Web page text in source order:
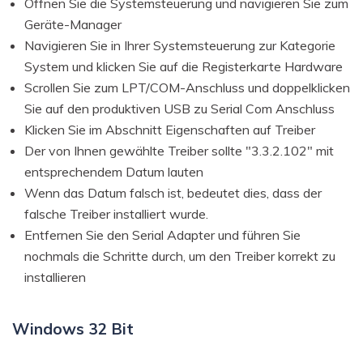
Geräte-Manager
Navigieren Sie in Ihrer Systemsteuerung zur Kategorie
System und klicken Sie auf die Registerkarte Hardware
Scrollen Sie zum LPT/COM-Anschluss und doppelklicken
Sie auf den produktiven USB zu Serial Com Anschluss
Klicken Sie im Abschnitt Eigenschaften auf Treiber
Der von Ihnen gewählte Treiber sollte "3.3.2.102" mit
entsprechendem Datum lauten
Wenn das Datum falsch ist, bedeutet dies, dass der
falsche Treiber installiert wurde.
Entfernen Sie den Serial Adapter und führen Sie
nochmals die Schritte durch, um den Treiber korrekt zu
installieren
Windows 32 Bit